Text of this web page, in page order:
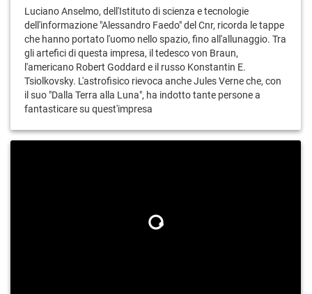
Luciano Anselmo, dell'Istituto di scienza e tecnologie
dell'informazione "Alessandro Faedo" del Cnr, ricorda le tappe
che hanno portato l'uomo nello spazio, fino all'allunaggio. Tra
gli artefici di questa impresa, il tedesco von Braun,
l'americano Robert Goddard e il russo Konstantin E.
Tsiolkovsky. L'astrofisico rievoca anche Jules Verne che, con
il suo "Dalla Terra alla Luna", ha indotto tante persone a
fantasticare su quest'impresa